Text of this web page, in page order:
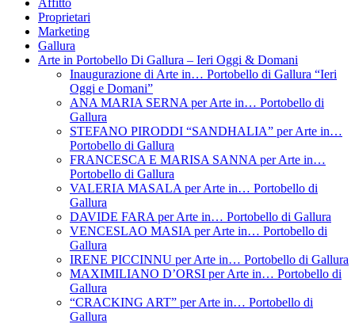
Proprietari
Marketing
Gallura
Arte in Portobello Di Gallura – Ieri Oggi & Domani
Inaugurazione di Arte in… Portobello di Gallura “Ieri
Oggi e Domani”
ANA MARIA SERNA per Arte in… Portobello di
Gallura
STEFANO PIRODDI “SANDHALIA” per Arte in…
Portobello di Gallura
FRANCESCA E MARISA SANNA per Arte in…
Portobello di Gallura
VALERIA MASALA per Arte in… Portobello di
Gallura
DAVIDE FARA per Arte in… Portobello di Gallura
VENCESLAO MASIA per Arte in… Portobello di
Gallura
IRENE PICCINNU per Arte in… Portobello di Gallura
MAXIMILIANO D’ORSI per Arte in… Portobello di
Gallura
“CRACKING ART” per Arte in… Portobello di
Gallura